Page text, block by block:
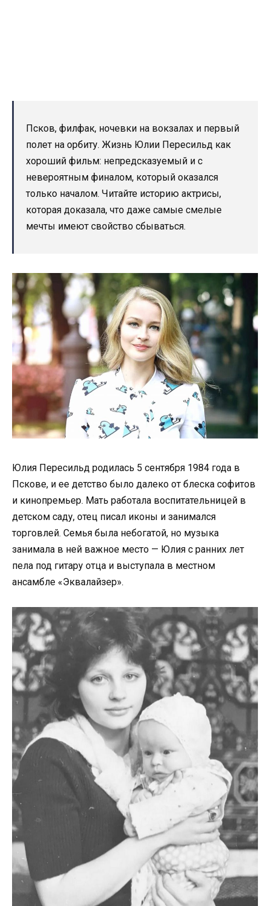
Псков, филфак, ночевки на вокзалах и первый
полет на орбиту. Жизнь Юлии Пересильд как
хороший фильм: непредсказуемый и с
невероятным финалом, который оказался
только началом. Читайте историю актрисы,
которая доказала, что даже самые смелые
мечты имеют свойство сбываться.
Юлия Пересильд родилась 5 сентября 1984 года в
Пскове, и ее детство было далеко от блеска софитов
и кинопремьер. Мать работала воспитательницей в
детском саду, отец писал иконы и занимался
торговлей. Семья была небогатой, но музыка
занимала в ней важное место — Юлия с ранних лет
пела под гитару отца и выступала в местном
ансамбле «Эквалайзер».